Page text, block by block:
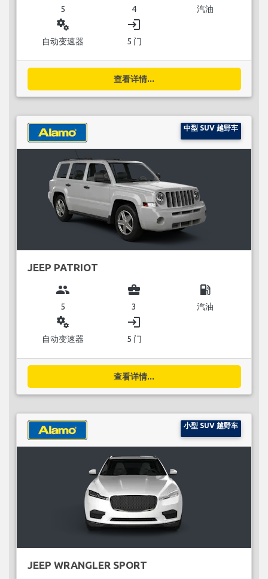
5 4 汽油
miscellaneous_services
自动变速器
login
5 门
查看详情...
中型 SUV 越野车
JEEP PATRIOT
group
5
business_center
3
local_gas_station
汽油
miscellaneous_services
自动变速器
login
5 门
查看详情...
小型 SUV 越野车
JEEP WRANGLER SPORT